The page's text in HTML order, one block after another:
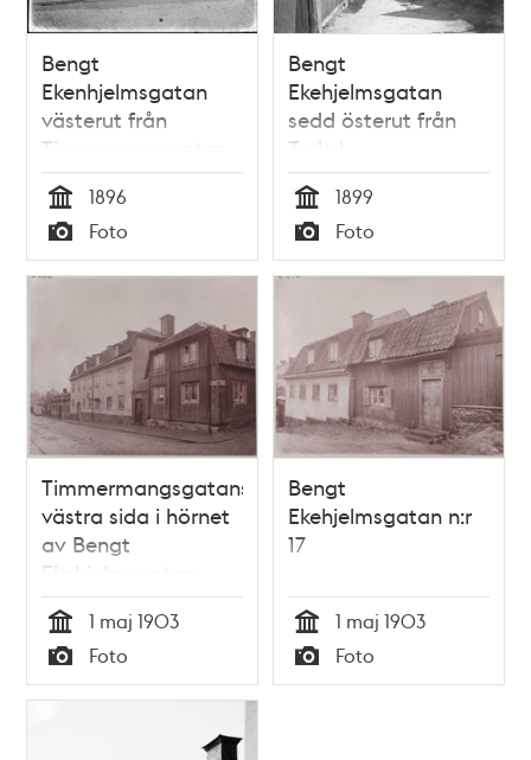
Bengt
Ekenhjelmsgatan
västerut från
Timmermansgatan
Tid
1896
Typ
Foto
Bengt
Ekehjelmsgatan
sedd österut från
Torkel
Knutssonsgatan
Tid
1899
Typ
Foto
Timmermangsgatans
västra sida i hörnet
av Bengt
Ekehjelmsgatan
Tid
1 maj 1903
Typ
Foto
Bengt
Ekehjelmsgatan n:r
17
Tid
1 maj 1903
Typ
Foto